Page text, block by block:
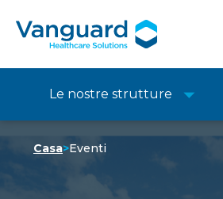
Le nostre strutture
Casa>Eventi